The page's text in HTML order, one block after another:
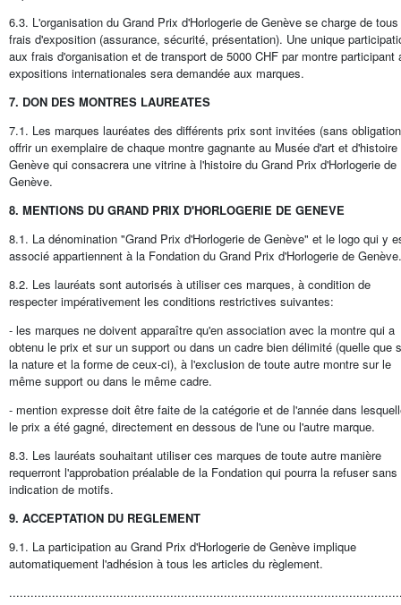
6.3. L'organisation du Grand Prix d'Horlogerie de Genève se charge de
frais d'exposition (assurance, sécurité, présentation). Une unique
aux frais d'organisation et de transport de 5000 CHF par montre participant
expositions internationales sera demandée aux marques.
7. DON DES MONTRES LAUREATES
7.1. Les marques lauréates des différents prix sont invitées (sans
offrir un exemplaire de chaque montre gagnante au Musée d'art et d'histoire
Genève qui consacrera une vitrine à l'histoire du Grand Prix d'Horlogerie de
Genève.
8. MENTIONS DU GRAND PRIX D'HORLOGERIE DE GENEVE
8.1. La dénomination "Grand Prix d'Horlogerie de Genève" et le logo qui y
associé appartiennent à la Fondation du Grand Prix d'Horlogerie de Genève.
8.2. Les lauréats sont autorisés à utiliser ces marques, à condition de
respecter impérativement les conditions restrictives suivantes:
- les marques ne doivent apparaître qu'en association avec la montre qui a
obtenu le prix et sur un support ou dans un cadre bien délimité (quelle que
la nature et la forme de ceux-ci), à l'exclusion de toute autre montre sur le
même support ou dans le même cadre.
- mention expresse doit être faite de la catégorie et de l'année dans
le prix a été gagné, directement en dessous de l'une ou l'autre marque.
8.3. Les lauréats souhaitant utiliser ces marques de toute autre manière
requerront l'approbation préalable de la Fondation qui pourra la refuser sans
indication de motifs.
9. ACCEPTATION DU REGLEMENT
9.1. La participation au Grand Prix d'Horlogerie de Genève implique
automatiquement l'adhésion à tous les articles du règlement.